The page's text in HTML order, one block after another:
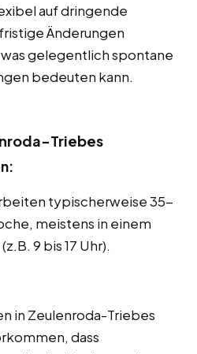
auf dringende
Änderungen
gelegentlich spontane
bedeuten kann.
Triebes
typischerweise 35-
meistens in einem
9 bis 17 Uhr).
in Zeulenroda-Triebes
dass